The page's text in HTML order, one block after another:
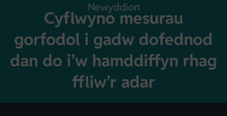
Newyddion
Cyflwyno mesurau
gorfodol i gadw dofednod
dan do i’w hamddiffyn rhag
ffliw’r adar